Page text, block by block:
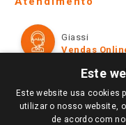
Televendas
Perguntas frequentes
Trabalhe Conosco
Formas de Pagamento
Políticas de entrega
Trocas e Devoluções
Giassi
Vendas
Redes Sociais
Este
Este website usa cookies
utilizar o nosso website,
de acordo com